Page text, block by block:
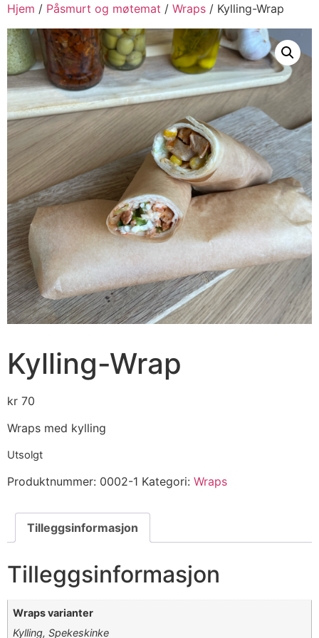
Hjem / Påsmurt og møtemat / Wraps / Kylling-Wrap
Kylling-Wrap
kr 70
Wraps med kylling
Utsolgt
Produktnummer: 0002-1 Kategori: Wraps
Tilleggsinformasjon
Tilleggsinformasjon
Wraps varianter
Kylling, Spekeskinke